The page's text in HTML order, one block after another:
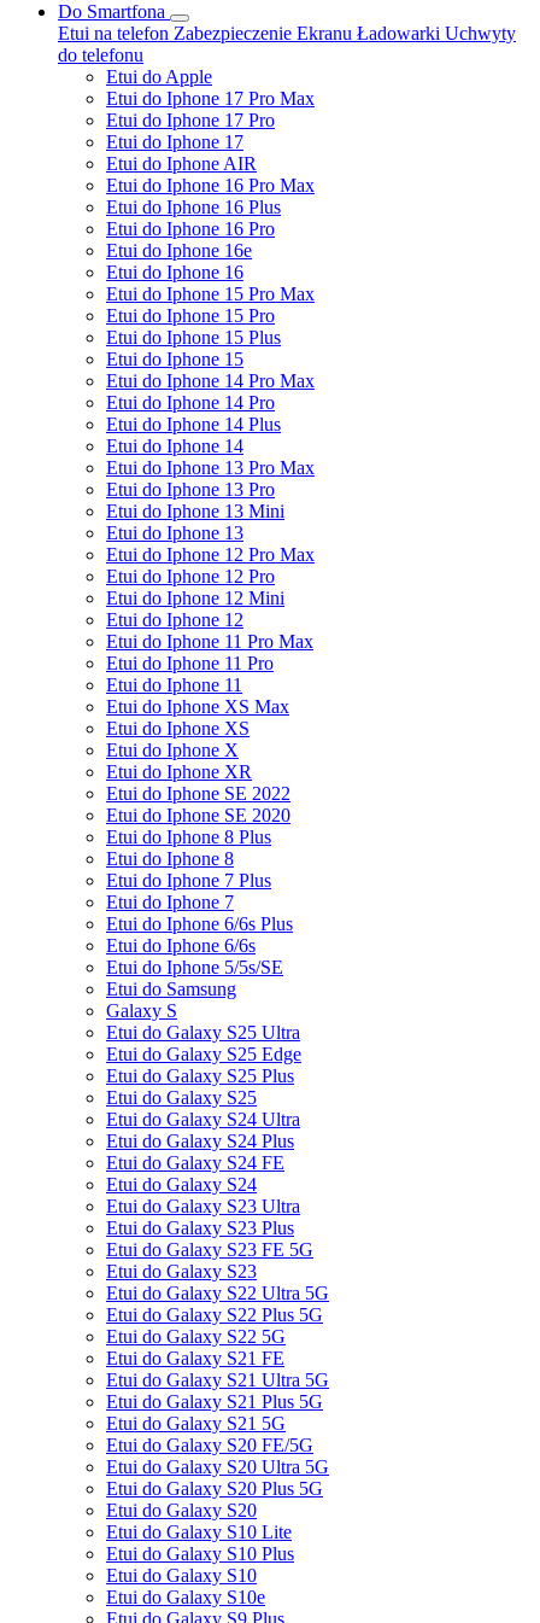
Do Smartfona
Etui na telefon Zabezpieczenie Ekranu Ładowarki Uchwyty
do telefonu
Etui do Apple
Etui do Iphone 17 Pro Max
Etui do Iphone 17 Pro
Etui do Iphone 17
Etui do Iphone AIR
Etui do Iphone 16 Pro Max
Etui do Iphone 16 Plus
Etui do Iphone 16 Pro
Etui do Iphone 16e
Etui do Iphone 16
Etui do Iphone 15 Pro Max
Etui do Iphone 15 Pro
Etui do Iphone 15 Plus
Etui do Iphone 15
Etui do Iphone 14 Pro Max
Etui do Iphone 14 Pro
Etui do Iphone 14 Plus
Etui do Iphone 14
Etui do Iphone 13 Pro Max
Etui do Iphone 13 Pro
Etui do Iphone 13 Mini
Etui do Iphone 13
Etui do Iphone 12 Pro Max
Etui do Iphone 12 Pro
Etui do Iphone 12 Mini
Etui do Iphone 12
Etui do Iphone 11 Pro Max
Etui do Iphone 11 Pro
Etui do Iphone 11
Etui do Iphone XS Max
Etui do Iphone XS
Etui do Iphone X
Etui do Iphone XR
Etui do Iphone SE 2022
Etui do Iphone SE 2020
Etui do Iphone 8 Plus
Etui do Iphone 8
Etui do Iphone 7 Plus
Etui do Iphone 7
Etui do Iphone 6/6s Plus
Etui do Iphone 6/6s
Etui do Iphone 5/5s/SE
Etui do Samsung
Galaxy S
Etui do Galaxy S25 Ultra
Etui do Galaxy S25 Edge
Etui do Galaxy S25 Plus
Etui do Galaxy S25
Etui do Galaxy S24 Ultra
Etui do Galaxy S24 Plus
Etui do Galaxy S24 FE
Etui do Galaxy S24
Etui do Galaxy S23 Ultra
Etui do Galaxy S23 Plus
Etui do Galaxy S23 FE 5G
Etui do Galaxy S23
Etui do Galaxy S22 Ultra 5G
Etui do Galaxy S22 Plus 5G
Etui do Galaxy S22 5G
Etui do Galaxy S21 FE
Etui do Galaxy S21 Ultra 5G
Etui do Galaxy S21 Plus 5G
Etui do Galaxy S21 5G
Etui do Galaxy S20 FE/5G
Etui do Galaxy S20 Ultra 5G
Etui do Galaxy S20 Plus 5G
Etui do Galaxy S20
Etui do Galaxy S10 Lite
Etui do Galaxy S10 Plus
Etui do Galaxy S10
Etui do Galaxy S10e
Etui do Galaxy S9 Plus